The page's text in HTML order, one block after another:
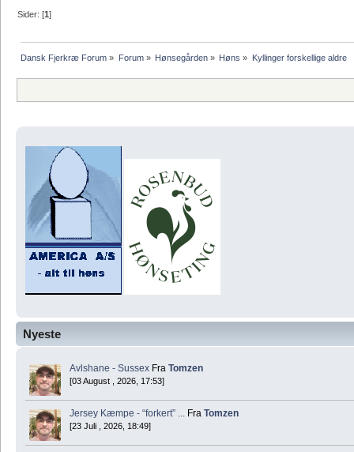
Nyeste
Avlshane - Sussex Fra Tomzen
[03 August , 2026, 17:53]
Jersey Kæmpe - “forkert” ... Fra Tomzen
[23 Juli , 2026, 18:49]
Sider: [1]
Dansk Fjerkræ Forum » Forum» Hønsegården» Høns » Kyllinger forskellige aldre